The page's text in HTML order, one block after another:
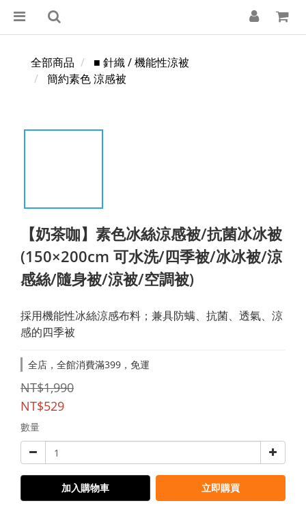
全部商品
■ 針織 / 機能性涼被
簡約素色 涼感被
【奶茶咖】素色冰絲涼感被/抗菌冰冰被
(150×200cm 可水洗/四季被/冰冰被/涼
感絲/隨身被/涼被/空調被)
採用機能性冰絲涼感布料；兼具防螨、抗菌、透氣、涼
感的四季被
全店，全館消費滿399，免運
NT$1,990
NT$529
數量
加入購物車 立即購買